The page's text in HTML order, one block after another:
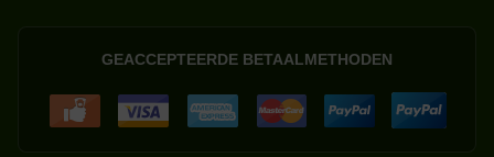
GEACCEPTEERDE BETAALMETHODEN